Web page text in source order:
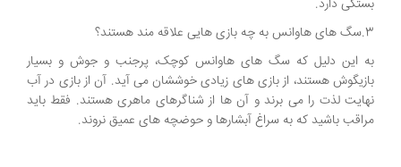
بستگی دارد.
3.سگ های هاوانس به چه بازی هایی علاقه مند هستند؟
به این دلیل که سگ های هاوانس کوچک، پرجنب و جوش و بسیار
بازیگوش هستند، از بازی های زیادی خوششان می آید. آن از بازی در آب
نهایت لذت را می برند و آن ها از شناگرهای ماهری هستند. فقط باید
مراقب باشید که به سراغ آبشارها و حوضچه های عمیق نروند.